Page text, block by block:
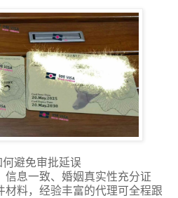
避免审批延误
信息一致、婚姻真实性充分证
材料，经验丰富的代理可全程跟